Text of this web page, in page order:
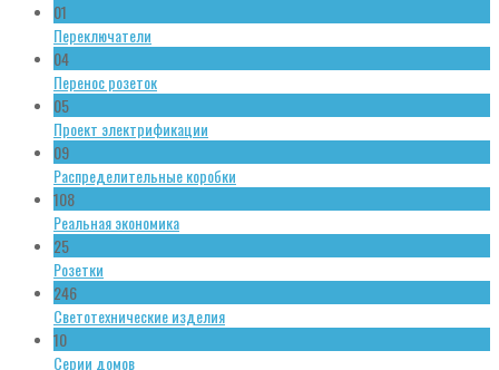
01
Переключатели
04
Перенос розеток
05
Проект электрификации
09
Распределительные коробки
108
Реальная экономика
25
Розетки
246
Светотехнические изделия
10
Серии домов